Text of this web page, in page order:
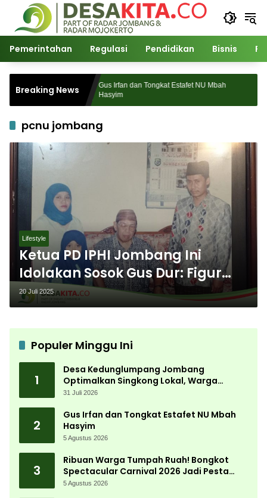
Langsung
konten
Pemerintahan Regulasi Pendidikan Bisnis
Breaking News
Digelar,
Gus Irfan dan Tongkat Estafet NU Mbah
Hasyim
pcnu jombang
Lifestyle
Ketua PD IPHI Jombang Ini
Idolakan Sosok Gus Dur: Figur
Panutan dalam Keikhlasan
Berjuang
20 Juli 2025
Populer Minggu Ini
1
Desa Kedunglumpang Jombang
Optimalkan Singkong Lokal, Warga
Diajari Produksi Tepung Mocaf
31 Juli 2026
2
Gus Irfan dan Tongkat Estafet NU Mbah
Hasyim
5 Agustus 2026
3
Ribuan Warga Tumpah Ruah! Bongkot
Spectacular Carnival 2026 Jadi Pesta
Kemerdekaan Terbesar di Peterongan
5 Agustus 2026